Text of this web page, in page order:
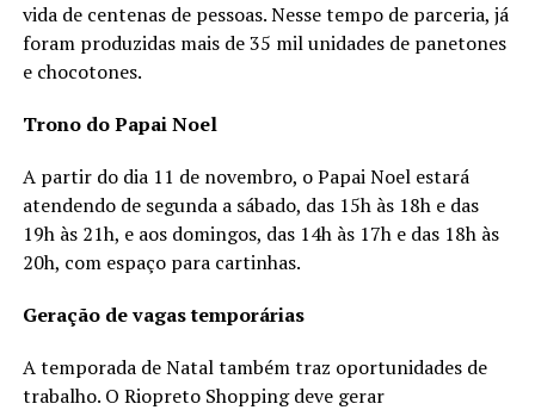
vida de centenas de pessoas. Nesse tempo de parceria, já
foram produzidas mais de 35 mil unidades de panetones
e chocotones.
Trono do Papai Noel
A partir do dia 11 de novembro, o Papai Noel estará
atendendo de segunda a sábado, das 15h às 18h e das
19h às 21h, e aos domingos, das 14h às 17h e das 18h às
20h, com espaço para cartinhas.
Geração de vagas temporárias
A temporada de Natal também traz oportunidades de
trabalho. O Riopreto Shopping deve gerar